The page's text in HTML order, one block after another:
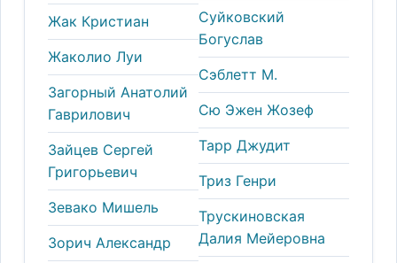
Жак Кристиан
Жаколио Луи
Загорный Анатолий
Гаврилович
Зайцев Сергей
Григорьевич
Зевако Мишель
Зорич Александр
Суйковский
Богуслав
Сэблетт М.
Сю Эжен Жозеф
Тарр Джудит
Триз Генри
Трускиновская
Далия Мейеровна